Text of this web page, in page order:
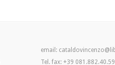
email:
Tel. fax: +39 081.882.40.59